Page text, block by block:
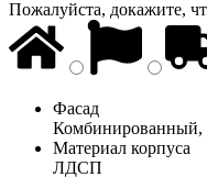
Пожалуйста, докажите,
Фасад
Комбинированный,
Материал корпуса
ЛДСП